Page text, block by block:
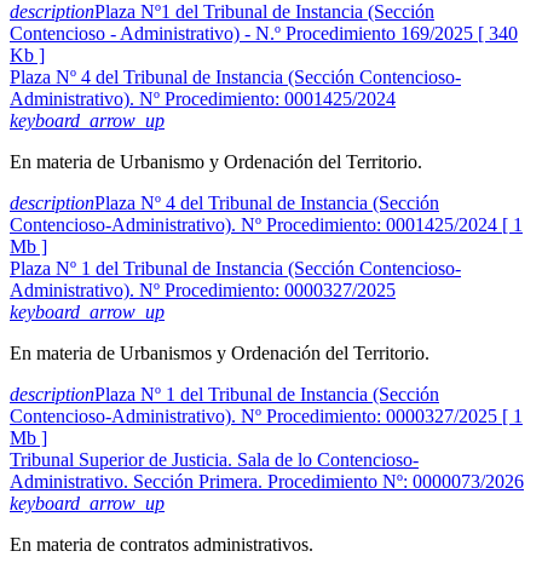
descriptionPlaza Nº1 del Tribunal de Instancia (Sección
Contencioso - Administrativo) - N.º Procedimiento 169/2025 [ 340
Kb ]
Plaza Nº 4 del Tribunal de Instancia (Sección Contencioso-
Administrativo). Nº Procedimiento: 0001425/2024
keyboard_arrow_up
En materia de Urbanismo y Ordenación del Territorio.
descriptionPlaza Nº 4 del Tribunal de Instancia (Sección
Contencioso-Administrativo). Nº Procedimiento: 0001425/2024 [ 1
Mb ]
Plaza Nº 1 del Tribunal de Instancia (Sección Contencioso-
Administrativo). Nº Procedimiento: 0000327/2025
keyboard_arrow_up
En materia de Urbanismos y Ordenación del Territorio.
descriptionPlaza Nº 1 del Tribunal de Instancia (Sección
Contencioso-Administrativo). Nº Procedimiento: 0000327/2025 [ 1
Mb ]
Tribunal Superior de Justicia. Sala de lo Contencioso-
Administrativo. Sección Primera. Procedimiento Nº: 0000073/2026
keyboard_arrow_up
En materia de contratos administrativos.